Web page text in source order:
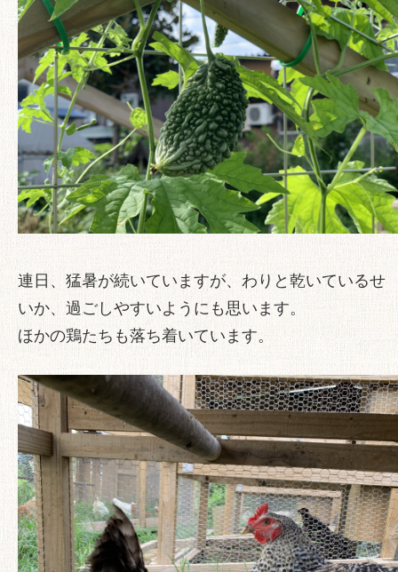
連日、猛暑が続いていますが、わりと乾いているせ
いか、過ごしやすいようにも思います。
ほかの鶏たちも落ち着いています。